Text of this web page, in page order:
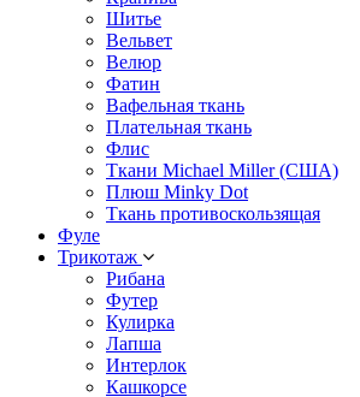
Шитье
Вельвет
Велюр
Фатин
Вафельная ткань
Плательная ткань
Флис
Ткани Michael Miller (США)
Плюш Minky Dot
Ткань противоскользящая
Фуле
Трикотаж
Рибана
Футер
Кулирка
Лапша
Интерлок
Кашкорсе